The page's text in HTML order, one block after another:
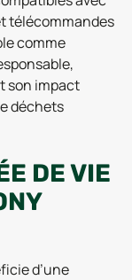
télécommandes
comme
son impact
déchets
DE VIE
d’une